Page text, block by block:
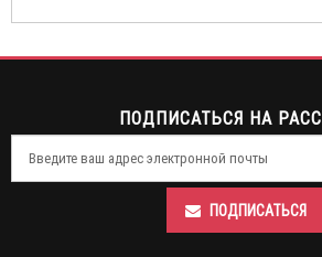
ПОДПИСАТЬСЯ НА
ПОДПИСАТЬСЯ